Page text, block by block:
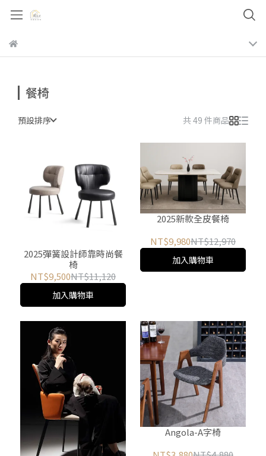
餐椅
預設排序 共 49 件商品
2025彈簧設計師靠時尚餐
椅
NT$9,500NT$11,120
加入購物車
2025新款全皮餐椅
NT$9,980NT$12,970
加入購物車
Angola-A字椅